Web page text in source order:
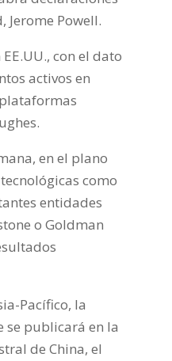
Jerome Powell.
con el dato
activos en
en el plano
como
entidades
o Goldman
Pacífico, la
publicará en la
de China, el